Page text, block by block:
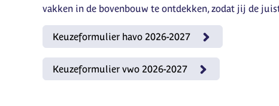
vakken in de bovenbouw te ontdekken, zodat jij de
Keuzeformulier havo 2026-2027
Keuzeformulier vwo 2026-2027